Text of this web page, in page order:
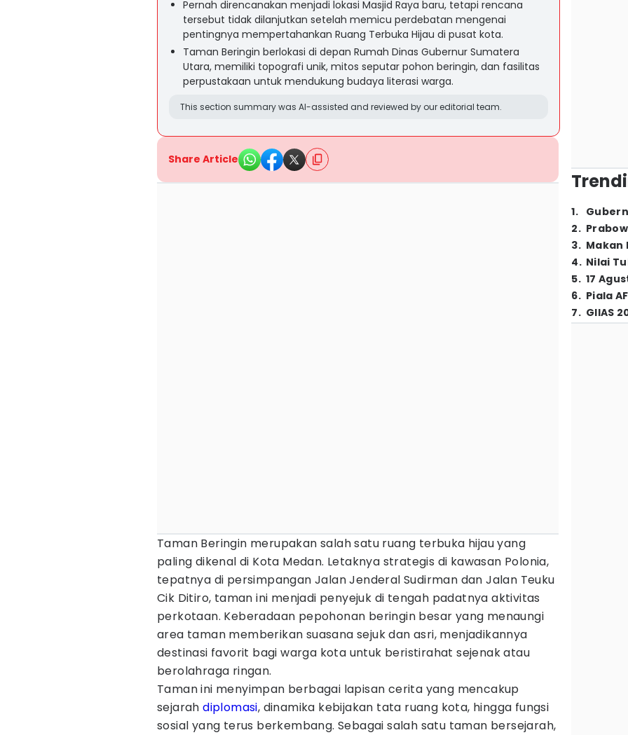
Pernah direncanakan menjadi lokasi Masjid Raya baru, tetapi rencana
tersebut tidak dilanjutkan setelah memicu perdebatan mengenai
pentingnya mempertahankan Ruang Terbuka Hijau di pusat kota.
Taman Beringin berlokasi di depan Rumah Dinas Gubernur Sumatera
Utara, memiliki topografi unik, mitos seputar pohon beringin, dan fasilitas
perpustakaan untuk mendukung budaya literasi warga.
This section summary was AI-assisted and reviewed by our editorial team.
Share Article
Taman Beringin merupakan salah satu ruang terbuka hijau yang
paling dikenal di Kota Medan. Letaknya strategis di kawasan Polonia,
tepatnya di persimpangan Jalan Jenderal Sudirman dan Jalan Teuku
Cik Ditiro, taman ini menjadi penyejuk di tengah padatnya aktivitas
perkotaan. Keberadaan pepohonan beringin besar yang menaungi
area taman memberikan suasana sejuk dan asri, menjadikannya
destinasi favorit bagi warga kota untuk beristirahat sejenak atau
berolahraga ringan.
Taman ini menyimpan berbagai lapisan cerita yang mencakup
sejarahdiplomasi, dinamika kebijakan tata ruang kota, hingga fungsi
sosial yang terus berkembang. Sebagai salah satu taman bersejarah,
1.
2.
3. Makan
4. Nilai
5. 17
6. Piala
7. GIIAS